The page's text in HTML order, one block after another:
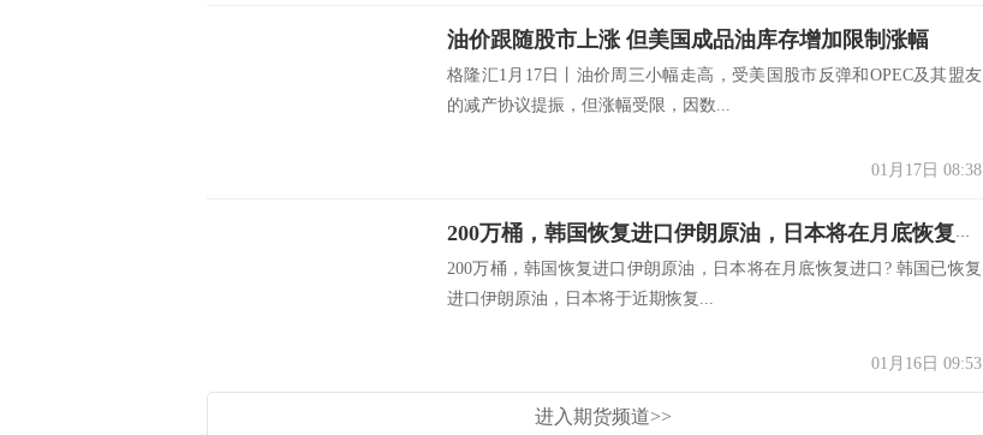
油价跟随股市上涨 但美国成品油库存增加限制涨幅
格隆汇1月17日丨油价周三小幅走高，受美国股市反弹和OPEC及其盟友
的减产协议提振，但涨幅受限，因数...
01月17日 08:38
200万桶，韩国恢复进口伊朗原油，日本将在月底恢复进口?
200万桶，韩国恢复进口伊朗原油，日本将在月底恢复进口? 韩国已恢复
进口伊朗原油，日本将于近期恢复...
01月16日 09:53
进入期货频道>>